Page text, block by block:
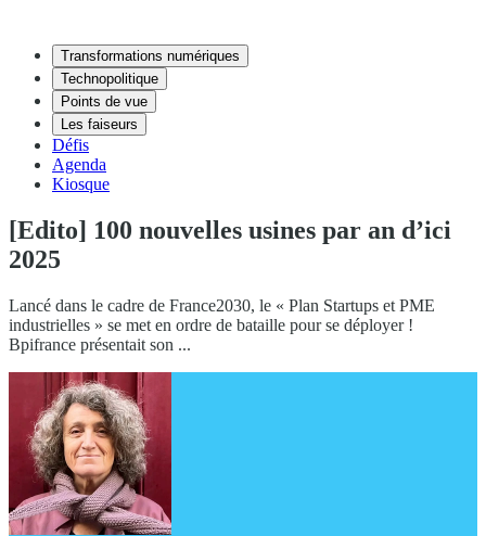
Transformations numériques
Technopolitique
Points de vue
Les faiseurs
Défis
Agenda
Kiosque
[Edito] 100 nouvelles usines par an d’ici
2025
Lancé dans le cadre de France2030, le « Plan Startups et PME
industrielles » se met en ordre de bataille pour se déployer !
Bpifrance présentait son ...